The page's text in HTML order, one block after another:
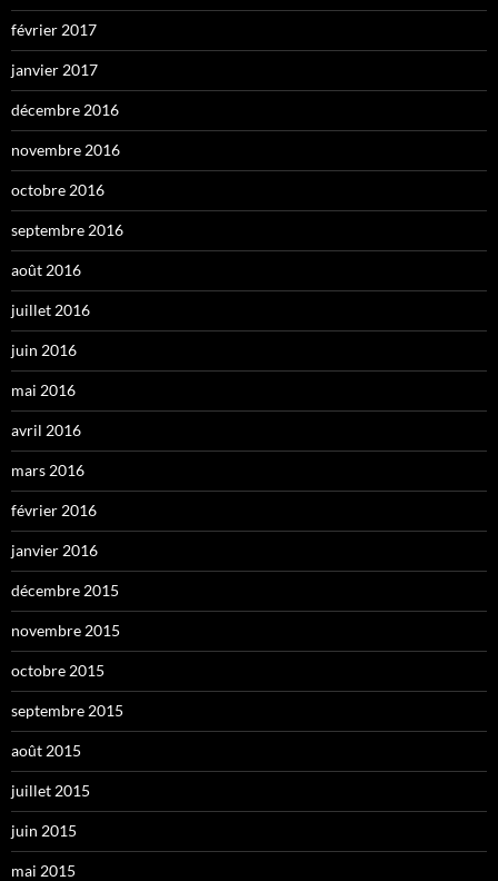
février 2017
janvier 2017
décembre 2016
novembre 2016
octobre 2016
septembre 2016
août 2016
juillet 2016
juin 2016
mai 2016
avril 2016
mars 2016
février 2016
janvier 2016
décembre 2015
novembre 2015
octobre 2015
septembre 2015
août 2015
juillet 2015
juin 2015
mai 2015